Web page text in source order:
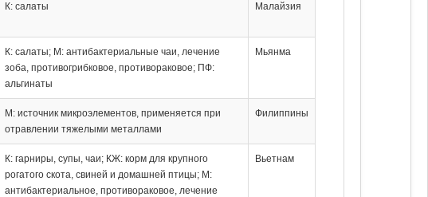
К: салаты Малайзия
К: салаты; М: антибактериальные чаи, лечение
зоба, противогрибковое, противораковое; ПФ:
альгинаты
Мьянма
М: источник микроэлементов, применяется при
отравлении тяжелыми металлами
Филиппины
К: гарниры, супы, чаи; КЖ: корм для крупного
рогатого скота, свиней и домашней птицы; М:
антибактериальное, противораковое, лечение
Вьетнам